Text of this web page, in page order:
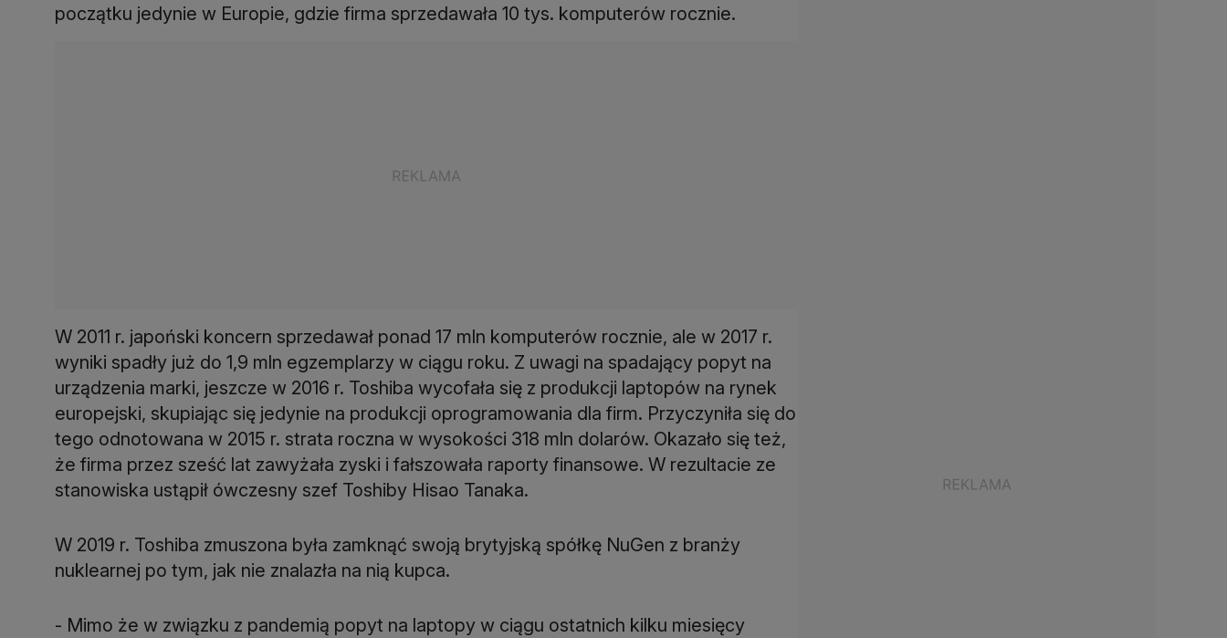
początku jedynie w Europie, gdzie firma sprzedawała 10 tys. komputerów rocznie.
W 2011 r. japoński koncern sprzedawał ponad 17 mln komputerów rocznie, ale w 2017 r.
wyniki spadły już do 1,9 mln egzemplarzy w ciągu roku. Z uwagi na spadający popyt na
urządzenia marki, jeszcze w 2016 r. Toshiba wycofała się z produkcji laptopów na rynek
europejski, skupiając się jedynie na produkcji oprogramowania dla firm. Przyczyniła się do
tego odnotowana w 2015 r. strata roczna w wysokości 318 mln dolarów. Okazało się też,
że firma przez sześć lat zawyżała zyski i fałszowała raporty finansowe. W rezultacie ze
stanowiska ustąpił ówczesny szef Toshiby Hisao Tanaka.
W 2019 r. Toshiba zmuszona była zamknąć swoją brytyjską spółkę NuGen z branży
nuklearnej po tym, jak nie znalazła na nią kupca.
- Mimo że w związku z pandemią popyt na laptopy w ciągu ostatnich kilku miesięcy